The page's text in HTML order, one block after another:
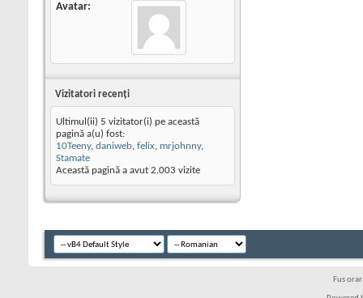
Avatar
Vizitatori recenţi
Ultimul(ii) 5 vizitator(i) pe această
pagină a(u) fost:
10Teeny, daniweb, felix, mrjohnny,
Stamate
Această pagină a avut 2.003 vizite
Fus